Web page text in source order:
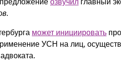
озвучил главный
.
может инициировать
УСН на лиц,